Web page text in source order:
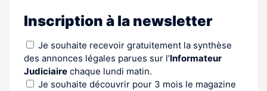
Inscription à la newsletter
Je souhaite recevoir gratuitement la synthèse
des annonces légales parues sur l’Informateur
Judiciaire chaque lundi matin.
Je souhaite découvrir pour 3 mois le magazine